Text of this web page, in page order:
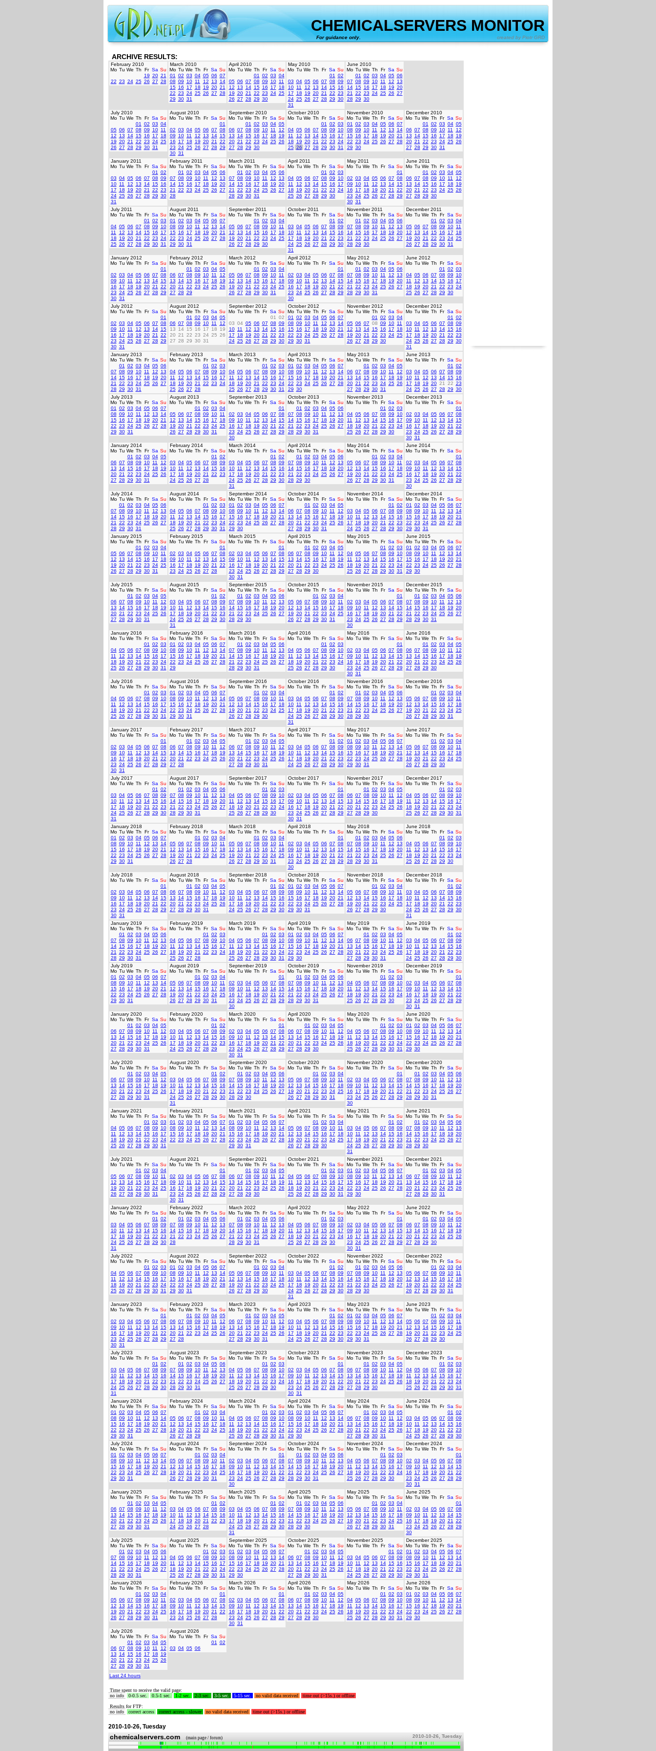
CHEMICALSERVERS MONITOR
For guidance only.created by Piotr GRD
ARCHIVE RESULTS:
February 2010
Mo Tu We Th Fr Sa Su
19 20 21
22 23 24 25 26 27 28
March 2010
Mo Tu We Th Fr Sa Su
01
02 03 04 05 06 07
08 09 10 11 12 13
14
15 16 17 18 19 20 21
22 23 24 25 26 27 28
29 30 31
April 2010
Mo Tu We Th Fr Sa Su
01
02 03 04
05 06 07 08 09 10 11
12
13 14 15 16 17
18
19 20 21 22 23 24 25
26 27 28 29 30
May 2010
Mo Tu We Th Fr Sa Su
01
02
03 04 05 06 07 08 09
10 11 12 13 14 15 16
17
18 19 20 21 22 23
24 25 26 27 28 29 30
31
June 2010
Mo Tu We Th Fr Sa Su
01
02 03 04 05 06
07 08 09 10 11 12
13
14 15 16 17 18 19 20
21
22 23 24 25 26 27
28 29 30
July 2010
Mo Tu We Th Fr Sa Su
01
02 03 04
05 06 07 08 09 10 11
12
13 14 15 16 17
18
19 20 21 22 23 24 25
26 27 28 29 30 31
August 2010
Mo Tu We Th Fr Sa Su
01
02 03 04 05 06 07 08
09
10 11 12 13 14 15
16
17 18 19 20 21
22
23 24 25 26 27 28 29
30 31
September 2010
Mo Tu We Th Fr Sa Su
01
02 03 04 05
06 07 08 09 10 11
12
13
14 15 16 17 18
19
20 21 22 23 24 25 26
27 28 29 30
October 2010
Mo Tu We Th Fr Sa Su
01
02 03
04 05 06 07 08 09
10
11
12 13 14 15 16
17
18
19 20 21 22 23 24
25 26 27 28 29 30 31
November 2010
Mo Tu We Th Fr Sa Su
01
02 03 04 05 06 07
08 09 10 11 12 13
14
15 16 17 18 19 20 21
22 23 24 25 26 27 28
29 30
December 2010
Mo Tu We Th Fr Sa Su
01
02 03 04 05
06 07 08 09 10 11
12
13
14 15 16 17 18
19
20 21 22 23 24 25 26
27 28 29 30 31
January 2011
Mo Tu We Th Fr Sa Su
01
02
03 04 05 06 07 08 09
10 11 12 13 14 15 16
17
18 19 20 21 22 23
24 25 26 27 28 29 30
31
February 2011
Mo Tu We Th Fr Sa Su
01
02 03 04 05 06
07 08 09 10 11 12
13
14 15 16 17 18 19 20
21
22 23 24 25 26 27
28
March 2011
Mo Tu We Th Fr Sa Su
01
02 03 04 05 06
07 08 09 10 11 12
13
14 15 16 17 18 19 20
21
22 23 24 25 26 27
28 29 30 31
April 2011
Mo Tu We Th Fr Sa Su
01
02 03
04 05 06 07 08 09
10
11
12 13 14 15 16
17
18
19 20 21 22 23 24
25 26 27 28 29 30
May 2011
Mo Tu We Th Fr Sa Su
01
02 03 04 05 06 07 08
09
10 11 12 13 14 15
16
17 18 19 20 21
22
23 24 25 26 27 28 29
30 31
June 2011
Mo Tu We Th Fr Sa Su
01
02 03 04 05
06 07 08 09 10 11
12
13
14 15 16 17 18
19
20 21 22 23 24 25 26
27 28 29 30
July 2011
Mo Tu We Th Fr Sa Su
01
02 03
04 05 06 07 08 09
10
11
12 13 14 15 16
17
18
19 20 21 22 23 24
25 26 27 28 29 30 31
August 2011
Mo Tu We Th Fr Sa Su
01
02 03 04 05 06 07
08 09 10 11 12 13
14
15 16 17 18 19 20 21
22 23 24 25 26 27 28
29 30 31
September 2011
Mo Tu We Th Fr Sa Su
01
02 03 04
05 06 07 08 09 10 11
12
13 14 15 16 17
18
19 20 21 22 23 24 25
26 27 28 29 30
October 2011
Mo Tu We Th Fr Sa Su
01
02
03 04 05 06 07 08 09
10 11 12 13 14 15 16
17
18 19 20 21 22 23
24 25 26 27 28 29 30
31
November 2011
Mo Tu We Th Fr Sa Su
01
02 03 04 05 06
07 08 09 10 11 12
13
14 15 16 17 18 19 20
21
22 23 24 25 26 27
28 29 30
December 2011
Mo Tu We Th Fr Sa Su
01
02 03 04
05 06 07 08 09 10 11
12
13 14 15 16 17
18
19 20 21 22 23 24 25
26 27 28 29 30 31
January 2012
Mo Tu We Th Fr Sa Su
01
02 03 04 05 06 07 08
09
10 11 12 13 14 15
16
17 18 19 20 21
22
23 24 25 26 27 28 29
30 31
February 2012
Mo Tu We Th Fr Sa Su
01
02 03 04 05
06 07 08 09 10 11
12
13
14 15 16 17 18
19
20 21 22 23 24 25 26
27 28 29
March 2012
Mo Tu We Th Fr Sa Su
01
02 03 04
05 06 07 08 09 10 11
12
13 14 15 16 17
18
19 20 21 22 23 24 25
26 27 28 29 30 31
April 2012
Mo Tu We Th Fr Sa Su
01
02 03 04 05 06 07 08
09
10 11 12 13 14 15
16
17 18 19 20 21
22
23 24 25 26 27 28 29
30
May 2012
Mo Tu We Th Fr Sa Su
01
02 03 04 05 06
07 08 09 10 11 12
13
14 15 16 17 18 19 20
21
22 23 24 25 26 27
28 29 30 31
June 2012
Mo Tu We Th Fr Sa Su
01
02 03
04 05 06 07 08 09
10
11
12 13 14 15 16
17
18
19 20 21 22 23 24
25 26 27 28 29 30
July 2012
Mo Tu We Th Fr Sa Su
01
02 03 04 05 06 07 08
09
10 11 12 13 14 15
16
17 18 19 20 21
22
23 24 25 26 27 28 29
30 31
August 2012
Mo Tu We Th Fr Sa Su
01
02 03 04 05
06 07 08 09 10 11
12
13
14 15 16 17 18
19
20 21 22 23 24 25 26
27 28 29 30 31
September 2012
Mo Tu We Th Fr Sa Su
01
02
03 04 05 06 07 08 09
10 11 12 13 14 15 16
17
18 19 20 21 22 23
24 25 26 27 28 29 30
October 2012
Mo Tu We Th Fr Sa Su
01
02 03 04 05 06 07
08 09 10 11 12 13
14
15 16 17 18 19 20 21
22 23 24 25 26 27 28
29 30 31
November 2012
Mo Tu We Th Fr Sa Su
01
02 03 04
05 06 07 08 09 10 11
12
13 14 15 16 17
18
19 20 21 22 23 24 25
26 27 28 29 30
December 2012
Mo Tu We Th Fr Sa Su
01
02
03 04 05 06 07 08 09
10 11 12 13 14 15 16
17
18 19 20 21 22 23
24 25 26 27 28 29 30
31
January 2013
Mo Tu We Th Fr Sa Su
01
02 03 04 05 06
07 08 09 10 11 12
13
14 15 16 17 18 19 20
21
22 23 24 25 26 27
28 29 30 31
February 2013
Mo Tu We Th Fr Sa Su
01
02 03
04 05 06 07 08 09
10
11
12 13 14 15 16
17
18
19 20 21 22 23 24
25 26 27 28
March 2013
Mo Tu We Th Fr Sa Su
01
02 03
04 05 06 07 08 09
10
11
12 13 14 15 16
17
18
19 20 21 22 23 24
25 26 27 28 29 30 31
April 2013
Mo Tu We Th Fr Sa Su
01
02 03 04 05 06 07
08 09 10 11 12 13
14
15 16 17 18 19 20 21
22 23 24 25 26 27 28
29 30
May 2013
Mo Tu We Th Fr Sa Su
01
02 03 04 05
06 07 08 09 10 11
12
13
14 15 16 17 18
19
20 21 22 23 24 25 26
27 28 29 30 31
June 2013
Mo Tu We Th Fr Sa Su
01
02
03 04 05 06 07 08 09
10 11 12 13 14 15 16
17
18 19 20 21 22 23
24 25 26 27 28 29 30
July 2013
Mo Tu We Th Fr Sa Su
01
02 03 04 05 06 07
08 09 10 11 12 13
14
15 16 17 18 19 20 21
22 23 24 25 26 27 28
29 30 31
August 2013
Mo Tu We Th Fr Sa Su
01
02 03 04
05 06 07 08 09 10 11
12
13 14 15 16 17
18
19 20 21 22 23 24 25
26 27 28 29 30 31
September 2013
Mo Tu We Th Fr Sa Su
01
02 03 04 05 06 07 08
09
10 11 12 13 14 15
16
17 18 19 20 21
22
23 24 25 26 27 28 29
30
October 2013
Mo Tu We Th Fr Sa Su
01
02 03 04 05 06
07 08 09 10 11 12
13
14 15 16 17 18 19 20
21
22 23 24 25 26 27
28 29 30 31
November 2013
Mo Tu We Th Fr Sa Su
01
02 03
04 05 06 07 08 09
10
11
12 13 14 15 16
17
18
19 20 21 22 23 24
25 26 27 28 29 30
December 2013
Mo Tu We Th Fr Sa Su
01
02 03 04 05 06 07 08
09
10 11 12 13 14 15
16
17 18 19 20 21
22
23 24 25 26 27 28 29
30 31
January 2014
Mo Tu We Th Fr Sa Su
01
02 03 04 05
06 07 08 09 10 11
12
13
14 15 16 17 18
19
20 21 22 23 24 25 26
27 28 29 30 31
February 2014
Mo Tu We Th Fr Sa Su
01
02
03 04 05 06 07 08 09
10 11 12 13 14 15 16
17
18 19 20 21 22 23
24 25 26 27 28
March 2014
Mo Tu We Th Fr Sa Su
01
02
03 04 05 06 07 08 09
10 11 12 13 14 15 16
17
18 19 20 21 22 23
24 25 26 27 28 29 30
31
April 2014
Mo Tu We Th Fr Sa Su
01
02 03 04 05 06
07 08 09 10 11 12
13
14 15 16 17 18 19 20
21
22 23 24 25 26 27
28 29 30
May 2014
Mo Tu We Th Fr Sa Su
01
02 03 04
05 06 07 08 09 10 11
12
13 14 15 16 17
18
19 20 21 22 23 24 25
26 27 28 29 30 31
June 2014
Mo Tu We Th Fr Sa Su
01
02 03 04 05 06 07 08
09
10 11 12 13 14 15
16
17 18 19 20 21
22
23 24 25 26 27 28 29
30
July 2014
Mo Tu We Th Fr Sa Su
01
02 03 04 05 06
07 08 09 10 11 12
13
14 15 16 17 18 19 20
21
22 23 24 25 26 27
28 29 30 31
August 2014
Mo Tu We Th Fr Sa Su
01
02 03
04 05 06 07 08 09
10
11
12 13 14 15 16
17
18
19 20 21 22 23 24
25 26 27 28 29 30 31
September 2014
Mo Tu We Th Fr Sa Su
01
02 03 04 05 06 07
08 09 10 11 12 13
14
15 16 17 18 19 20 21
22 23 24 25 26 27 28
29 30
October 2014
Mo Tu We Th Fr Sa Su
01
02 03 04 05
06 07 08 09 10 11
12
13
14 15 16 17 18
19
20 21 22 23 24 25 26
27 28 29 30 31
November 2014
Mo Tu We Th Fr Sa Su
01
02
03 04 05 06 07 08 09
10 11 12 13 14 15 16
17
18 19 20 21 22 23
24 25 26 27 28 29 30
December 2014
Mo Tu We Th Fr Sa Su
01
02 03 04 05 06 07
08 09 10 11 12 13
14
15 16 17 18 19 20 21
22 23 24 25 26 27 28
29 30 31
January 2015
Mo Tu We Th Fr Sa Su
01
02 03 04
05 06 07 08 09 10 11
12
13 14 15 16 17
18
19 20 21 22 23 24 25
26 27 28 29 30 31
February 2015
Mo Tu We Th Fr Sa Su
01
02 03 04 05 06 07 08
09
10 11 12 13 14 15
16
17 18 19 20 21
22
23 24 25 26 27 28
March 2015
Mo Tu We Th Fr Sa Su
01
02 03 04 05 06 07 08
09
10 11 12 13 14 15
16
17 18 19 20 21
22
23 24 25 26 27 28 29
30 31
April 2015
Mo Tu We Th Fr Sa Su
01
02 03 04 05
06 07 08 09 10 11
12
13
14 15 16 17 18
19
20 21 22 23 24 25 26
27 28 29 30
May 2015
Mo Tu We Th Fr Sa Su
01
02 03
04 05 06 07 08 09
10
11
12 13 14 15 16
17
18
19 20 21 22 23 24
25 26 27 28 29 30 31
June 2015
Mo Tu We Th Fr Sa Su
01
02 03 04 05 06 07
08 09 10 11 12 13
14
15 16 17 18 19 20 21
22 23 24 25 26 27 28
29 30
July 2015
Mo Tu We Th Fr Sa Su
01
02 03 04 05
06 07 08 09 10 11
12
13
14 15 16 17 18
19
20 21 22 23 24 25 26
27 28 29 30 31
August 2015
Mo Tu We Th Fr Sa Su
01
02
03 04 05 06 07 08 09
10 11 12 13 14 15 16
17
18 19 20 21 22 23
24 25 26 27 28 29 30
31
September 2015
Mo Tu We Th Fr Sa Su
01
02 03 04 05 06
07 08 09 10 11 12
13
14 15 16 17 18 19 20
21
22 23 24 25 26 27
28 29 30
October 2015
Mo Tu We Th Fr Sa Su
01
02 03 04
05 06 07 08 09 10 11
12
13 14 15 16 17
18
19 20 21 22 23 24 25
26 27 28 29 30 31
November 2015
Mo Tu We Th Fr Sa Su
01
02 03 04 05 06 07 08
09
10 11 12 13 14 15
16
17 18 19 20 21
22
23 24 25 26 27 28 29
30
December 2015
Mo Tu We Th Fr Sa Su
01
02 03 04 05 06
07 08 09 10 11 12
13
14 15 16 17 18 19 20
21
22 23 24 25 26 27
28 29 30 31
January 2016
Mo Tu We Th Fr Sa Su
01
02 03
04 05 06 07 08 09
10
11
12 13 14 15 16
17
18
19 20 21 22 23 24
25 26 27 28 29 30 31
February 2016
Mo Tu We Th Fr Sa Su
01
02 03 04 05 06 07
08 09 10 11 12 13
14
15 16 17 18 19 20 21
22 23 24 25 26 27 28
29
March 2016
Mo Tu We Th Fr Sa Su
01
02 03 04 05 06
07 08 09 10 11 12
13
14 15 16 17 18 19 20
21
22 23 24 25 26 27
28 29 30 31
April 2016
Mo Tu We Th Fr Sa Su
01
02 03
04 05 06 07 08 09
10
11
12 13 14 15 16
17
18
19 20 21 22 23 24
25 26 27 28 29 30
May 2016
Mo Tu We Th Fr Sa Su
01
02 03 04 05 06 07 08
09
10 11 12 13 14 15
16
17 18 19 20 21
22
23 24 25 26 27 28 29
30 31
June 2016
Mo Tu We Th Fr Sa Su
01
02 03 04 05
06 07 08 09 10 11
12
13
14 15 16 17 18
19
20 21 22 23 24 25 26
27 28 29 30
July 2016
Mo Tu We Th Fr Sa Su
01
02 03
04 05 06 07 08 09
10
11
12 13 14 15 16
17
18
19 20 21 22 23 24
25 26 27 28 29 30 31
August 2016
Mo Tu We Th Fr Sa Su
01
02 03 04 05 06 07
08 09 10 11 12 13
14
15 16 17 18 19 20 21
22 23 24 25 26 27 28
29 30 31
September 2016
Mo Tu We Th Fr Sa Su
01
02 03 04
05 06 07 08 09 10 11
12
13 14 15 16 17
18
19 20 21 22 23 24 25
26 27 28 29 30
October 2016
Mo Tu We Th Fr Sa Su
01
02
03 04 05 06 07 08 09
10 11 12 13 14 15 16
17
18 19 20 21 22 23
24 25 26 27 28 29 30
31
November 2016
Mo Tu We Th Fr Sa Su
01
02 03 04 05 06
07 08 09 10 11 12
13
14 15 16 17 18 19 20
21
22 23 24 25 26 27
28 29 30
December 2016
Mo Tu We Th Fr Sa Su
01
02 03 04
05 06 07 08 09 10 11
12
13 14 15 16 17
18
19 20 21 22 23 24 25
26 27 28 29 30 31
January 2017
Mo Tu We Th Fr Sa Su
01
02 03 04 05 06 07 08
09
10 11 12 13 14 15
16
17 18 19 20 21
22
23 24 25 26 27 28 29
30 31
February 2017
Mo Tu We Th Fr Sa Su
01
02 03 04 05
06 07 08 09 10 11
12
13
14 15 16 17 18
19
20 21 22 23 24 25 26
27 28
March 2017
Mo Tu We Th Fr Sa Su
01
02 03 04 05
06 07 08 09 10 11
12
13
14 15 16 17 18
19
20 21 22 23 24 25 26
27 28 29 30 31
April 2017
Mo Tu We Th Fr Sa Su
01
02
03 04 05 06 07 08 09
10 11 12 13 14 15 16
17
18 19 20 21 22 23
24 25 26 27 28 29 30
May 2017
Mo Tu We Th Fr Sa Su
01
02 03 04 05 06 07
08 09 10 11 12 13
14
15 16 17 18 19 20 21
22 23 24 25 26 27 28
29 30 31
June 2017
Mo Tu We Th Fr Sa Su
01
02 03 04
05 06 07 08 09 10 11
12
13 14 15 16 17
18
19 20 21 22 23 24 25
26 27 28 29 30
July 2017
Mo Tu We Th Fr Sa Su
01
02
03 04 05 06 07 08 09
10 11 12 13 14 15 16
17
18 19 20 21 22 23
24 25 26 27 28 29 30
31
August 2017
Mo Tu We Th Fr Sa Su
01
02 03 04 05 06
07 08 09 10 11 12
13
14 15 16 17 18 19 20
21
22 23 24 25 26 27
28 29 30 31
September 2017
Mo Tu We Th Fr Sa Su
01
02 03
04 05 06 07 08 09
10
11
12 13 14 15 16
17
18
19 20 21 22 23 24
25 26 27 28 29 30
October 2017
Mo Tu We Th Fr Sa Su
01
02 03 04 05 06 07 08
09
10 11 12 13 14 15
16
17 18 19 20 21
22
23 24 25 26 27 28 29
30 31
November 2017
Mo Tu We Th Fr Sa Su
01
02 03 04 05
06 07 08 09 10 11
12
13
14 15 16 17 18
19
20 21 22 23 24 25 26
27 28 29 30
December 2017
Mo Tu We Th Fr Sa Su
01
02 03
04 05 06 07 08 09
10
11
12 13 14 15 16
17
18
19 20 21 22 23 24
25 26 27 28 29 30 31
January 2018
Mo Tu We Th Fr Sa Su
01
02 03 04 05 06 07
08 09 10 11 12 13
14
15 16 17 18 19 20 21
22 23 24 25 26 27 28
29 30 31
February 2018
Mo Tu We Th Fr Sa Su
01
02 03 04
05 06 07 08 09 10 11
12
13 14 15 16 17
18
19 20 21 22 23 24 25
26 27 28
March 2018
Mo Tu We Th Fr Sa Su
01
02 03 04
05 06 07 08 09 10 11
12
13 14 15 16 17
18
19 20 21 22 23 24 25
26 27 28 29 30 31
April 2018
Mo Tu We Th Fr Sa Su
01
02 03 04 05 06 07 08
09
10 11 12 13 14 15
16
17 18 19 20 21
22
23 24 25 26 27 28 29
30
May 2018
Mo Tu We Th Fr Sa Su
01
02 03 04 05 06
07 08 09 10 11 12
13
14 15 16 17 18 19 20
21
22 23 24 25 26 27
28 29 30 31
June 2018
Mo Tu We Th Fr Sa Su
01
02 03
04 05 06 07 08 09
10
11
12 13 14 15 16
17
18
19 20 21 22 23 24
25 26 27 28 29 30
July 2018
Mo Tu We Th Fr Sa Su
01
02 03 04 05 06 07 08
09
10 11 12 13 14 15
16
17 18 19 20 21
22
23 24 25 26 27 28 29
30 31
August 2018
Mo Tu We Th Fr Sa Su
01
02 03 04 05
06 07 08 09 10 11
12
13
14 15 16 17 18
19
20 21 22 23 24 25 26
27 28 29 30 31
September 2018
Mo Tu We Th Fr Sa Su
01
02
03 04 05 06 07 08 09
10 11 12 13 14 15 16
17
18 19 20 21 22 23
24 25 26 27 28 29 30
October 2018
Mo Tu We Th Fr Sa Su
01
02 03 04 05 06 07
08 09 10 11 12 13
14
15 16 17 18 19 20 21
22 23 24 25 26 27 28
29 30 31
November 2018
Mo Tu We Th Fr Sa Su
01
02 03 04
05 06 07 08 09 10 11
12
13 14 15 16 17
18
19 20 21 22 23 24 25
26 27 28 29 30
December 2018
Mo Tu We Th Fr Sa Su
01
02
03 04 05 06 07 08 09
10 11 12 13 14 15 16
17
18 19 20 21 22 23
24 25 26 27 28 29 30
31
January 2019
Mo Tu We Th Fr Sa Su
01
02 03 04 05 06
07 08 09 10 11 12
13
14 15 16 17 18 19 20
21
22 23 24 25 26 27
28 29 30 31
February 2019
Mo Tu We Th Fr Sa Su
01
02 03
04 05 06 07 08 09
10
11
12 13 14 15 16
17
18
19 20 21 22 23 24
25 26 27 28
March 2019
Mo Tu We Th Fr Sa Su
01
02 03
04 05 06 07 08 09
10
11
12 13 14 15 16
17
18
19 20 21 22 23 24
25 26 27 28 29 30 31
April 2019
Mo Tu We Th Fr Sa Su
01
02 03 04 05 06 07
08 09 10 11 12 13
14
15 16 17 18 19 20 21
22 23 24 25 26 27 28
29 30
May 2019
Mo Tu We Th Fr Sa Su
01
02 03 04 05
06 07 08 09 10 11
12
13
14 15 16 17 18
19
20 21 22 23 24 25 26
27 28 29 30 31
June 2019
Mo Tu We Th Fr Sa Su
01
02
03 04 05 06 07 08 09
10 11 12 13 14 15 16
17
18 19 20 21 22 23
24 25 26 27 28 29 30
July 2019
Mo Tu We Th Fr Sa Su
01
02 03 04 05 06 07
08 09 10 11 12 13
14
15 16 17 18 19 20 21
22 23 24 25 26 27 28
29 30 31
August 2019
Mo Tu We Th Fr Sa Su
01
02 03 04
05 06 07 08 09 10 11
12
13 14 15 16 17
18
19 20 21 22 23 24 25
26 27 28 29 30 31
September 2019
Mo Tu We Th Fr Sa Su
01
02 03 04 05 06 07 08
09
10 11 12 13 14 15
16
17 18 19 20 21
22
23 24 25 26 27 28 29
30
October 2019
Mo Tu We Th Fr Sa Su
01
02 03 04 05 06
07 08 09 10 11 12
13
14 15 16 17 18 19 20
21
22 23 24 25 26 27
28 29 30 31
November 2019
Mo Tu We Th Fr Sa Su
01
02 03
04 05 06 07 08 09
10
11
12 13 14 15 16
17
18
19 20 21 22 23 24
25 26 27 28 29 30
December 2019
Mo Tu We Th Fr Sa Su
01
02 03 04 05 06 07 08
09
10 11 12 13 14 15
16
17 18 19 20 21
22
23 24 25 26 27 28 29
30 31
January 2020
Mo Tu We Th Fr Sa Su
01
02 03 04 05
06 07 08 09 10 11
12
13
14 15 16 17 18
19
20 21 22 23 24 25 26
27 28 29 30 31
February 2020
Mo Tu We Th Fr Sa Su
01
02
03 04 05 06 07 08 09
10 11 12 13 14 15 16
17
18 19 20 21 22 23
24 25 26 27 28 29
March 2020
Mo Tu We Th Fr Sa Su
01
02 03 04 05 06 07 08
09
10 11 12 13 14 15
16
17 18 19 20 21
22
23 24 25 26 27 28 29
30 31
April 2020
Mo Tu We Th Fr Sa Su
01
02 03 04 05
06 07 08 09 10 11
12
13
14 15 16 17 18
19
20 21 22 23 24 25 26
27 28 29 30
May 2020
Mo Tu We Th Fr Sa Su
01
02 03
04 05 06 07 08 09
10
11
12 13 14 15 16
17
18
19 20 21 22 23 24
25 26 27 28 29 30 31
June 2020
Mo Tu We Th Fr Sa Su
01
02 03 04 05 06 07
08 09 10 11 12 13
14
15 16 17 18 19 20 21
22 23 24 25 26 27 28
29 30
July 2020
Mo Tu We Th Fr Sa Su
01
02 03 04 05
06 07 08 09 10 11
12
13
14 15 16 17 18
19
20 21 22 23 24 25 26
27 28 29 30 31
August 2020
Mo Tu We Th Fr Sa Su
01
02
03 04 05 06 07 08 09
10 11 12 13 14 15 16
17
18 19 20 21 22 23
24 25 26 27 28 29 30
31
September 2020
Mo Tu We Th Fr Sa Su
01
02 03 04 05 06
07 08 09 10 11 12
13
14 15 16 17 18 19 20
21
22 23 24 25 26 27
28 29 30
October 2020
Mo Tu We Th Fr Sa Su
01
02 03 04
05 06 07 08 09 10 11
12
13 14 15 16 17
18
19 20 21 22 23 24 25
26 27 28 29 30 31
November 2020
Mo Tu We Th Fr Sa Su
01
02 03 04 05 06 07 08
09
10 11 12 13 14 15
16
17 18 19 20 21
22
23 24 25 26 27 28 29
30
December 2020
Mo Tu We Th Fr Sa Su
01
02 03 04 05 06
07 08 09 10 11 12
13
14 15 16 17 18 19 20
21
22 23 24 25 26 27
28 29 30 31
January 2021
Mo Tu We Th Fr Sa Su
01
02 03
04 05 06 07 08 09
10
11
12 13 14 15 16
17
18
19 20 21 22 23 24
25 26 27 28 29 30 31
February 2021
Mo Tu We Th Fr Sa Su
01
02 03 04 05 06 07
08 09 10 11 12 13
14
15 16 17 18 19 20 21
22 23 24 25 26 27 28
March 2021
Mo Tu We Th Fr Sa Su
01
02 03 04 05 06 07
08 09 10 11 12 13
14
15 16 17 18 19 20 21
22 23 24 25 26 27 28
29 30 31
April 2021
Mo Tu We Th Fr Sa Su
01
02 03 04
05 06 07 08 09 10 11
12
13 14 15 16 17
18
19 20 21 22 23 24 25
26 27 28 29 30
May 2021
Mo Tu We Th Fr Sa Su
01
02
03 04 05 06 07 08 09
10 11 12 13 14 15 16
17
18 19 20 21 22 23
24 25 26 27 28 29 30
31
June 2021
Mo Tu We Th Fr Sa Su
01
02 03 04 05 06
07 08 09 10 11 12
13
14 15 16 17 18 19 20
21
22 23 24 25 26 27
28 29 30
July 2021
Mo Tu We Th Fr Sa Su
01
02 03 04
05 06 07 08 09 10 11
12
13 14 15 16 17
18
19 20 21 22 23 24 25
26 27 28 29 30 31
August 2021
Mo Tu We Th Fr Sa Su
01
02 03 04 05 06 07 08
09
10 11 12 13 14 15
16
17 18 19 20 21
22
23 24 25 26 27 28 29
30 31
September 2021
Mo Tu We Th Fr Sa Su
01
02 03 04 05
06 07 08 09 10 11
12
13
14 15 16 17 18
19
20 21 22 23 24 25 26
27 28 29 30
October 2021
Mo Tu We Th Fr Sa Su
01
02 03
04 05 06 07 08 09
10
11
12 13 14 15 16
17
18
19 20 21 22 23 24
25 26 27 28 29 30 31
November 2021
Mo Tu We Th Fr Sa Su
01
02 03 04 05 06 07
08 09 10 11 12 13
14
15 16 17 18 19 20 21
22 23 24 25 26 27 28
29 30
December 2021
Mo Tu We Th Fr Sa Su
01
02 03 04 05
06 07 08 09 10 11
12
13
14 15 16 17 18
19
20 21 22 23 24 25 26
27 28 29 30 31
January 2022
Mo Tu We Th Fr Sa Su
01
02
03 04 05 06 07 08 09
10 11 12 13 14 15 16
17
18 19 20 21 22 23
24 25 26 27 28 29 30
31
February 2022
Mo Tu We Th Fr Sa Su
01
02 03 04 05 06
07 08 09 10 11 12
13
14 15 16 17 18 19 20
21
22 23 24 25 26 27
28
March 2022
Mo Tu We Th Fr Sa Su
01
02 03 04 05 06
07 08 09 10 11 12
13
14 15 16 17 18 19 20
21
22 23 24 25 26 27
28 29 30 31
April 2022
Mo Tu We Th Fr Sa Su
01
02 03
04 05 06 07 08 09
10
11
12 13 14 15 16
17
18
19 20 21 22 23 24
25 26 27 28 29 30
May 2022
Mo Tu We Th Fr Sa Su
01
02 03 04 05 06 07 08
09
10 11 12 13 14 15
16
17 18 19 20 21
22
23 24 25 26 27 28 29
30 31
June 2022
Mo Tu We Th Fr Sa Su
01
02 03 04 05
06 07 08 09 10 11
12
13
14 15 16 17 18
19
20 21 22 23 24 25 26
27 28 29 30
July 2022
Mo Tu We Th Fr Sa Su
01
02 03
04 05 06 07 08 09
10
11
12 13 14 15 16
17
18
19 20 21 22 23 24
25 26 27 28 29 30 31
August 2022
Mo Tu We Th Fr Sa Su
01
02 03 04 05 06 07
08 09 10 11 12 13
14
15 16 17 18 19 20 21
22 23 24 25 26 27 28
29 30 31
September 2022
Mo Tu We Th Fr Sa Su
01
02 03 04
05 06 07 08 09 10 11
12
13 14 15 16 17
18
19 20 21 22 23 24 25
26 27 28 29 30
October 2022
Mo Tu We Th Fr Sa Su
01
02
03 04 05 06 07 08 09
10 11 12 13 14 15 16
17
18 19 20 21 22 23
24 25 26 27 28 29 30
31
November 2022
Mo Tu We Th Fr Sa Su
01
02 03 04 05 06
07 08 09 10 11 12
13
14 15 16 17 18 19 20
21
22 23 24 25 26 27
28 29 30
December 2022
Mo Tu We Th Fr Sa Su
01
02 03 04
05 06 07 08 09 10 11
12
13 14 15 16 17
18
19 20 21 22 23 24 25
26 27 28 29 30 31
January 2023
Mo Tu We Th Fr Sa Su
01
02 03 04 05 06 07 08
09
10 11 12 13 14 15
16
17 18 19 20 21
22
23 24 25 26 27 28 29
30 31
February 2023
Mo Tu We Th Fr Sa Su
01
02 03 04 05
06 07 08 09 10 11
12
13
14 15 16 17 18
19
20 21 22 23 24 25 26
27 28
March 2023
Mo Tu We Th Fr Sa Su
01
02 03 04 05
06 07 08 09 10 11
12
13
14 15 16 17 18
19
20 21 22 23 24 25 26
27 28 29 30 31
April 2023
Mo Tu We Th Fr Sa Su
01
02
03 04 05 06 07 08 09
10 11 12 13 14 15 16
17
18 19 20 21 22 23
24 25 26 27 28 29 30
May 2023
Mo Tu We Th Fr Sa Su
01
02 03 04 05 06 07
08 09 10 11 12 13
14
15 16 17 18 19 20 21
22 23 24 25 26 27 28
29 30 31
June 2023
Mo Tu We Th Fr Sa Su
01
02 03 04
05 06 07 08 09 10 11
12
13 14 15 16 17
18
19 20 21 22 23 24 25
26 27 28 29 30
July 2023
Mo Tu We Th Fr Sa Su
01
02
03 04 05 06 07 08 09
10 11 12 13 14 15 16
17
18 19 20 21 22 23
24 25 26 27 28 29 30
31
August 2023
Mo Tu We Th Fr Sa Su
01
02 03 04 05 06
07 08 09 10 11 12
13
14 15 16 17 18 19 20
21
22 23 24 25 26 27
28 29 30 31
September 2023
Mo Tu We Th Fr Sa Su
01
02 03
04 05 06 07 08 09
10
11
12 13 14 15 16
17
18
19 20 21 22 23 24
25 26 27 28 29 30
October 2023
Mo Tu We Th Fr Sa Su
01
02 03 04 05 06 07 08
09
10 11 12 13 14 15
16
17 18 19 20 21
22
23 24 25 26 27 28 29
30 31
November 2023
Mo Tu We Th Fr Sa Su
01
02 03 04 05
06 07 08 09 10 11
12
13
14 15 16 17 18
19
20 21 22 23 24 25 26
27 28 29 30
December 2023
Mo Tu We Th Fr Sa Su
01
02 03
04 05 06 07 08 09
10
11
12 13 14 15 16
17
18
19 20 21 22 23 24
25 26 27 28 29 30 31
January 2024
Mo Tu We Th Fr Sa Su
01
02 03 04 05 06 07
08 09 10 11 12 13
14
15 16 17 18 19 20 21
22 23 24 25 26 27 28
29 30 31
February 2024
Mo Tu We Th Fr Sa Su
01
02 03 04
05 06 07 08 09 10 11
12
13 14 15 16 17
18
19 20 21 22 23 24 25
26 27 28 29
March 2024
Mo Tu We Th Fr Sa Su
01
02 03
04 05 06 07 08 09
10
11
12 13 14 15 16
17
18
19 20 21 22 23 24
25 26 27 28 29 30 31
April 2024
Mo Tu We Th Fr Sa Su
01
02 03 04 05 06 07
08 09 10 11 12 13
14
15 16 17 18 19 20 21
22 23 24 25 26 27 28
29 30
May 2024
Mo Tu We Th Fr Sa Su
01
02 03 04 05
06 07 08 09 10 11
12
13
14 15 16 17 18
19
20 21 22 23 24 25 26
27 28 29 30 31
June 2024
Mo Tu We Th Fr Sa Su
01
02
03 04 05 06 07 08 09
10 11 12 13 14 15 16
17
18 19 20 21 22 23
24 25 26 27 28 29 30
July 2024
Mo Tu We Th Fr Sa Su
01
02 03 04 05 06 07
08 09 10 11 12 13
14
15 16 17 18 19 20 21
22 23 24 25 26 27 28
29 30 31
August 2024
Mo Tu We Th Fr Sa Su
01
02 03 04
05 06 07 08 09 10 11
12
13 14 15 16 17
18
19 20 21 22 23 24 25
26 27 28 29 30 31
September 2024
Mo Tu We Th Fr Sa Su
01
02 03 04 05 06 07 08
09
10 11 12 13 14 15
16
17 18 19 20 21
22
23 24 25 26 27 28 29
30
October 2024
Mo Tu We Th Fr Sa Su
01
02 03 04 05 06
07 08 09 10 11 12
13
14 15 16 17 18 19 20
21
22 23 24 25 26 27
28 29 30 31
November 2024
Mo Tu We Th Fr Sa Su
01
02 03
04 05 06 07 08 09
10
11
12 13 14 15 16
17
18
19 20 21 22 23 24
25 26 27 28 29 30
December 2024
Mo Tu We Th Fr Sa Su
01
02 03 04 05 06 07 08
09
10 11 12 13 14 15
16
17 18 19 20 21
22
23 24 25 26 27 28 29
30 31
January 2025
Mo Tu We Th Fr Sa Su
01
02 03 04 05
06 07 08 09 10 11
12
13
14 15 16 17 18
19
20 21 22 23 24 25 26
27 28 29 30 31
February 2025
Mo Tu We Th Fr Sa Su
01
02
03 04 05 06 07 08 09
10 11 12 13 14 15 16
17
18 19 20 21 22 23
24 25 26 27 28
March 2025
Mo Tu We Th Fr Sa Su
01
02
03 04 05 06 07 08 09
10 11 12 13 14 15 16
17
18 19 20 21 22 23
24 25 26 27 28 29 30
31
April 2025
Mo Tu We Th Fr Sa Su
01
02 03 04 05 06
07 08 09 10 11 12
13
14 15 16 17 18 19 20
21
22 23 24 25 26 27
28 29 30
May 2025
Mo Tu We Th Fr Sa Su
01
02 03 04
05 06 07 08 09 10 11
12
13 14 15 16 17
18
19 20 21 22 23 24 25
26 27 28 29 30 31
June 2025
Mo Tu We Th Fr Sa Su
01
02 03 04 05 06 07 08
09
10 11 12 13 14 15
16
17 18 19 20 21
22
23 24 25 26 27 28 29
30
July 2025
Mo Tu We Th Fr Sa Su
01
02 03 04 05 06
07 08 09 10 11 12
13
14 15 16 17 18 19 20
21
22 23 24 25 26 27
28 29 30 31
August 2025
Mo Tu We Th Fr Sa Su
01
02 03
04 05 06 07 08 09
10
11
12 13 14 15 16
17
18
19 20 21 22 23 24
25 26 27 28 29 30 31
September 2025
Mo Tu We Th Fr Sa Su
01
02 03 04 05 06 07
08 09 10 11 12 13
14
15 16 17 18 19 20 21
22 23 24 25 26 27 28
29 30
October 2025
Mo Tu We Th Fr Sa Su
01
02 03 04 05
06 07 08 09 10 11
12
13
14 15 16 17 18
19
20 21 22 23 24 25 26
27 28 29 30 31
November 2025
Mo Tu We Th Fr Sa Su
01
02
03 04 05 06 07 08 09
10 11 12 13 14 15 16
17
18 19 20 21 22 23
24 25 26 27 28 29 30
December 2025
Mo Tu We Th Fr Sa Su
01
02 03 04 05 06 07
08 09 10 11 12 13
14
15 16 17 18 19 20 21
22 23 24 25 26 27 28
29 30 31
January 2026
Mo Tu We Th Fr Sa Su
01
02 03 04
05 06 07 08 09 10 11
12
13 14 15 16 17
18
19 20 21 22 23 24 25
26 27 28 29 30 31
February 2026
Mo Tu We Th Fr Sa Su
01
02 03 04 05 06 07 08
09
10 11 12 13 14 15
16
17 18 19 20 21
22
23 24 25 26 27 28
March 2026
Mo Tu We Th Fr Sa Su
01
02 03 04 05 06 07 08
09
10 11 12 13 14 15
16
17 18 19 20 21
22
23 24 25 26 27 28 29
30 31
April 2026
Mo Tu We Th Fr Sa Su
01
02 03 04 05
06 07 08 09 10 11
12
13
14 15 16 17 18
19
20 21 22 23 24 25 26
27 28 29 30
May 2026
Mo Tu We Th Fr Sa Su
01
02 03
04 05 06 07 08 09
10
11
12 13 14 15 16
17
18
19 20 21 22 23 24
25 26 27 28 29 30 31
June 2026
Mo Tu We Th Fr Sa Su
01
02 03 04 05 06 07
08 09 10 11 12 13
14
15 16 17 18 19 20 21
22 23 24 25 26 27 28
29 30
July 2026
Mo Tu We Th Fr Sa Su
01
02 03 04 05
06 07 08 09 10 11
12
13
14 15 16 17 18
19
20 21 22 23 24 25 26
27 28 29 30 31
August 2026
Mo Tu We Th Fr Sa Su
01
02
03 04 05 06
Last 24 hours
Time spent to receive the valid page:
no info
0-0.5 sec. 0.5-1 sec. 1-2 sec. 2-3 sec. 3-5 sec. 5-15 sec. no valid data received
time out (>15s.) or offline
Results for FTP:
no info
correct access correct access - slower no valid data received time out (>15s.) or offline
2010-10-26, Tuesday
chemicalservers.com (main page / forum) 2010-10-26, Tuesday